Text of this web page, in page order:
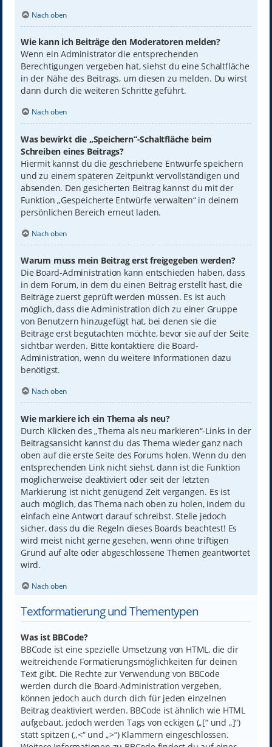
Nach oben
Wie kann ich Beiträge den Moderatoren melden?
Wenn ein Administrator die entsprechenden
Berechtigungen vergeben hat, siehst du eine Schaltfläche
in der Nähe des Beitrags, um diesen zu melden. Du wirst
dann durch die weiteren Schritte geführt.
Nach oben
Was bewirkt die „Speichern“-Schaltfläche beim
Schreiben eines Beitrags?
Hiermit kannst du die geschriebene Entwürfe speichern
und zu einem späteren Zeitpunkt vervollständigen und
absenden. Den gesicherten Beitrag kannst du mit der
Funktion „Gespeicherte Entwürfe verwalten“ in deinem
persönlichen Bereich erneut laden.
Nach oben
Warum muss mein Beitrag erst freigegeben werden?
Die Board-Administration kann entschieden haben, dass
in dem Forum, in dem du einen Beitrag erstellt hast, die
Beiträge zuerst geprüft werden müssen. Es ist auch
möglich, dass die Administration dich zu einer Gruppe
von Benutzern hinzugefügt hat, bei denen sie die
Beiträge erst begutachten möchte, bevor sie auf der Seite
sichtbar werden. Bitte kontaktiere die Board-
Administration, wenn du weitere Informationen dazu
benötigst.
Nach oben
Wie markiere ich ein Thema als neu?
Durch Klicken des „Thema als neu markieren“-Links in der
Beitragsansicht kannst du das Thema wieder ganz nach
oben auf die erste Seite des Forums holen. Wenn du den
entsprechenden Link nicht siehst, dann ist die Funktion
möglicherweise deaktiviert oder seit der letzten
Markierung ist nicht genügend Zeit vergangen. Es ist
auch möglich, das Thema nach oben zu holen, indem du
einfach eine Antwort darauf schreibst. Stelle jedoch
sicher, dass du die Regeln dieses Boards beachtest! Es
wird meist nicht gerne gesehen, wenn ohne triftigen
Grund auf alte oder abgeschlossene Themen geantwortet
wird.
Nach oben
Textformatierung und Thementypen
Was ist BBCode?
BBCode ist eine spezielle Umsetzung von HTML, die dir
weitreichende Formatierungsmöglichkeiten für deinen
Text gibt. Die Rechte zur Verwendung von BBCode
werden durch die Board-Administration vergeben,
können jedoch auch durch dich für jeden einzelnen
Beitrag deaktiviert werden. BBCode ist ähnlich wie HTML
aufgebaut, jedoch werden Tags von eckigen („[“ und „]“)
statt spitzen („<“ und „>“) Klammern eingeschlossen.